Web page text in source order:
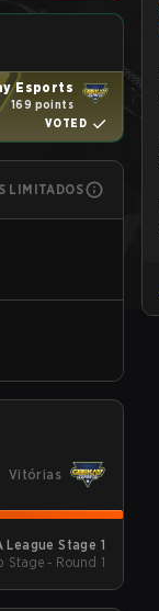
Esports
169 points
VOTED
LIMITADOS
Vitórias
League Stage 1
Stage - Round 1